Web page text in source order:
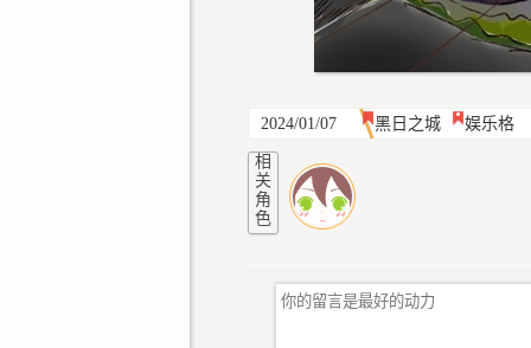
2024/01/07 黑日之城 娱乐格
相
关
角
色